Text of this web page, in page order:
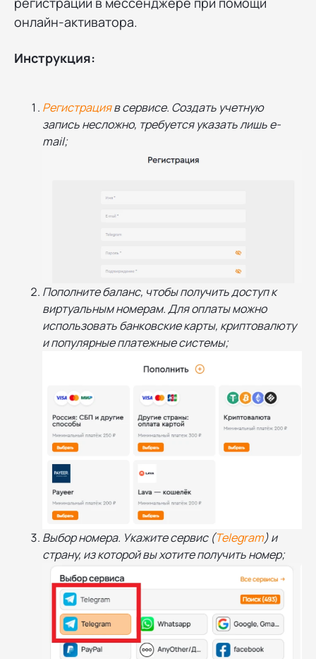
онлайн-активатора.
Инструкция:
Регистрацияв сервисе. Создать учетную
запись несложно, требуется указать лишь e-
mail;
Пополните баланс, чтобы получить доступ к
виртуальным номерам. Для оплаты можно
использовать банковские карты, криптовалюту
и популярные платежные системы;
Выбор номера. Укажите сервис (Telegram) и
страну, из которой вы хотите получить номер;